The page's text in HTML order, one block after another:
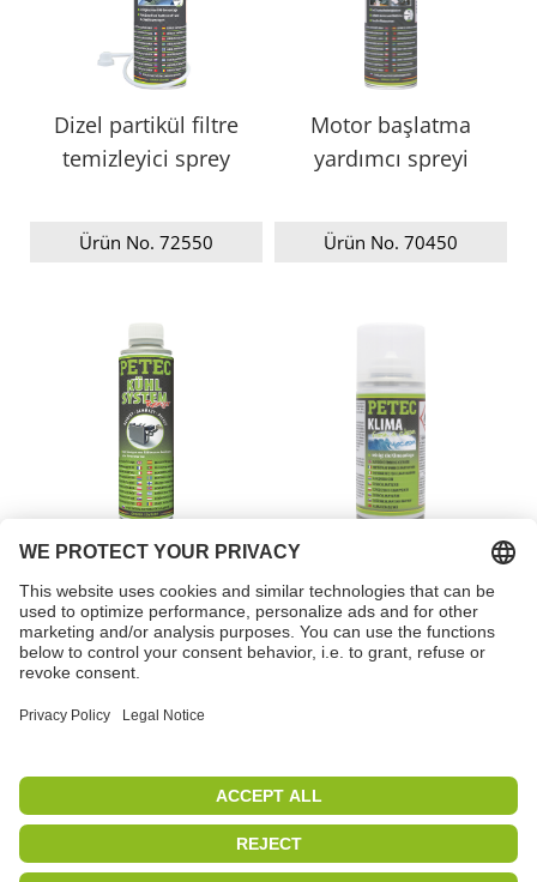
Dizel partikül filtre
temizleyici sprey
Ürün No. 72550
Motor başlatma
yardımcı spreyi
Ürün No. 70450
Soğutma sistemi
temizleyici
Ürün No. 80450
Klima fresh & clean
Okyanus
PETEC | WE CREATE CONNECTIONS